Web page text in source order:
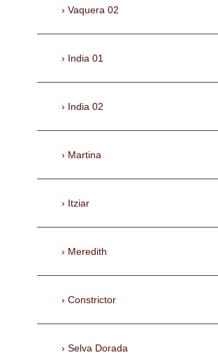
Vaquera 02
India 01
India 02
Martina
Itziar
Meredith
Constrictor
Selva Dorada